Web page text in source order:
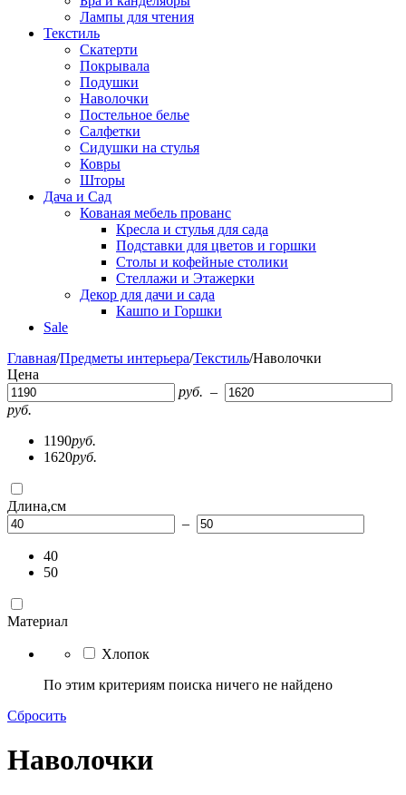
Лампы для чтения
Текстиль
Скатерти
Покрывала
Подушки
Наволочки
Постельное белье
Салфетки
Сидушки на стулья
Ковры
Шторы
Дача и Сад
Кованая мебель прованс
Кресла и стулья для сада
Подставки для цветов и горшки
Столы и кофейные столики
Стеллажи и Этажерки
Декор для дачи и сада
Кашпо и Горшки
Sale
Главная/Предметы интерьера/Текстиль/Наволочки
Цена
руб. –
руб.
1190руб.
1620руб.
Длина,см
–
40
50
Материал
Хлопок
По этим критериям поиска ничего не найдено
Сбросить
Наволочки